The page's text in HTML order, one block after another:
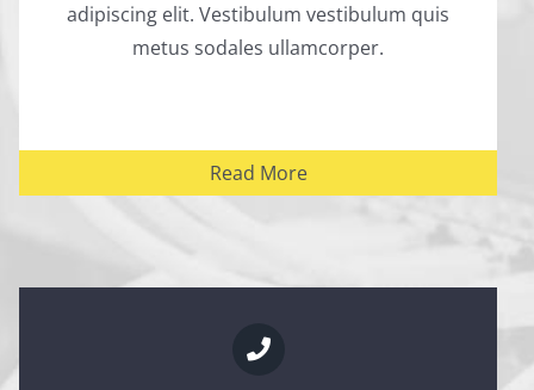
adipiscing elit. Vestibulum vestibulum quis
metus sodales ullamcorper.
Read More